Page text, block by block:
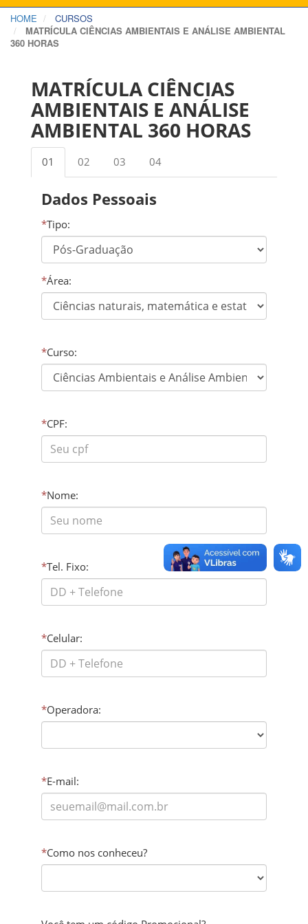
HOME
CURSOS
MATRÍCULA CIÊNCIAS AMBIENTAIS E ANÁLISE AMBIENTAL
360 HORAS
MATRÍCULA CIÊNCIAS
AMBIENTAIS E ANÁLISE
AMBIENTAL 360 HORAS
01 02 03 04
Dados Pessoais
*Tipo:
*Área:
*Curso:
*CPF:
*Nome:
*Tel. Fixo:
*Celular:
*Operadora:
*E-mail:
*Como nos conheceu?